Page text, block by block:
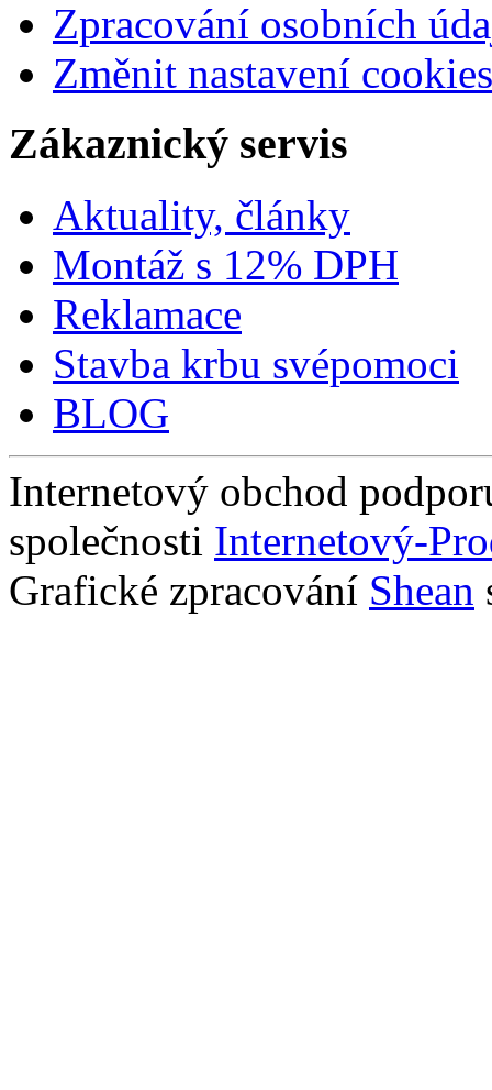
Zpracování osobních
Změnit nastavení cookies
Zákaznický servis
Aktuality, články
Montáž s 12% DPH
Reklamace
Stavba krbu svépomoci
BLOG
Internetový obchod
společnosti Internetový-
Grafické zpracování Shean